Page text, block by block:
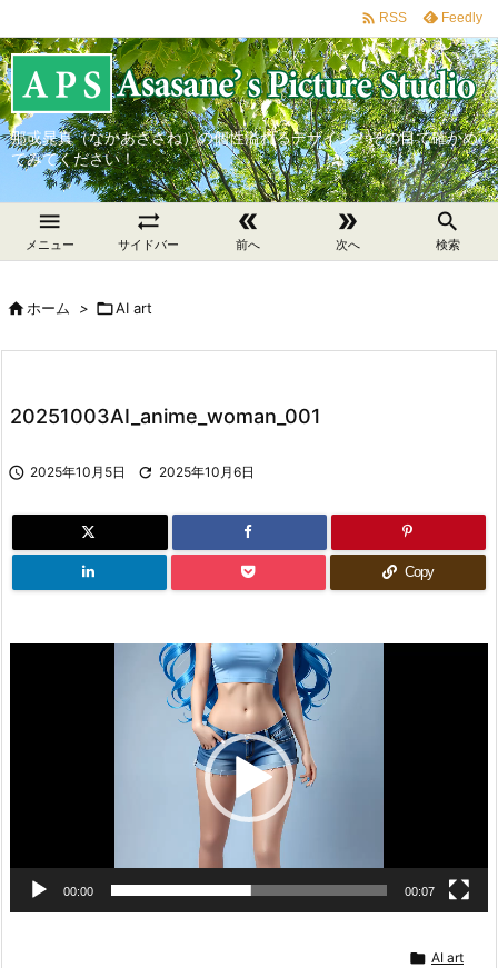
那戓晁真（なかあささね）の個性溢れるデザイン！その目で確かめ
てみてください！

メニュー

サイドバー

前へ

次へ

検索
 RSS Feedly
ホーム > AI art
20251003AI_anime_woman_001
 2025年10月5日  2025年10月6日
Copy
00:00 00:07
 AI art